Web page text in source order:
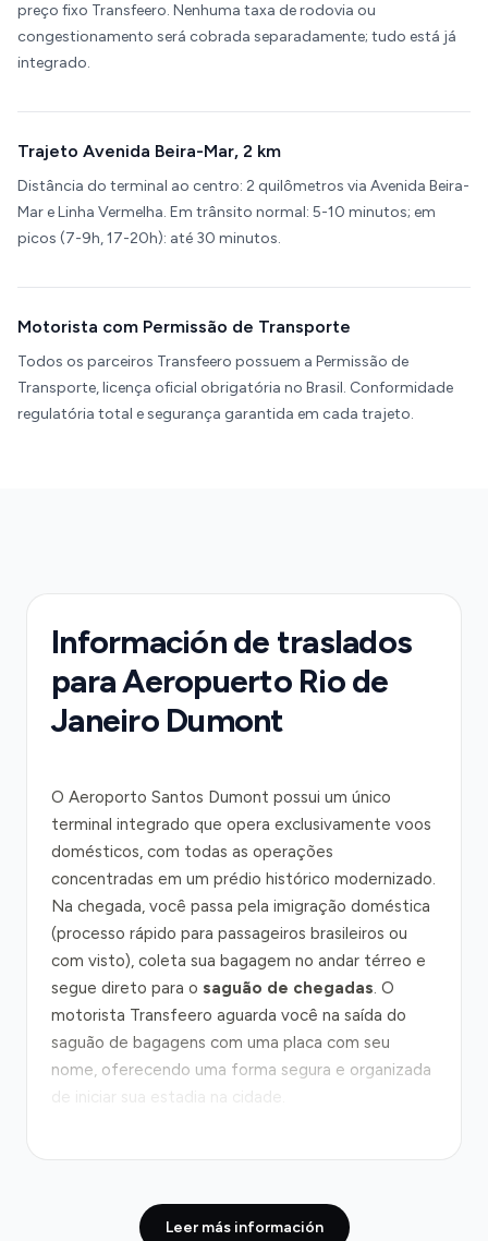
preço fixo Transfeero. Nenhuma taxa de rodovia ou
congestionamento será cobrada separadamente; tudo está já
integrado.
Trajeto Avenida Beira-Mar, 2 km
Distância do terminal ao centro: 2 quilômetros via Avenida Beira-
Mar e Linha Vermelha. Em trânsito normal: 5-10 minutos; em
picos (7-9h, 17-20h): até 30 minutos.
Motorista com Permissão de Transporte
Todos os parceiros Transfeero possuem a Permissão de
Transporte, licença oficial obrigatória no Brasil. Conformidade
regulatória total e segurança garantida em cada trajeto.
Información de traslados
para Aeropuerto Rio de
Janeiro Dumont
O Aeroporto Santos Dumont possui um único
terminal integrado que opera exclusivamente voos
domésticos, com todas as operações
concentradas em um prédio histórico modernizado.
Na chegada, você passa pela imigração doméstica
(processo rápido para passageiros brasileiros ou
com visto), coleta sua bagagem no andar térreo e
segue direto para o saguão de chegadas. O
motorista Transfeero aguarda você na saída do
saguão de bagagens com uma placa com seu
nome, oferecendo uma forma segura e organizada
de iniciar sua estadia na cidade.
Linha Vermelha, cobrindo apenas 2 quilômetros.
Em horários normais, o percurso leva 5 a 10 minutos
Leer más información